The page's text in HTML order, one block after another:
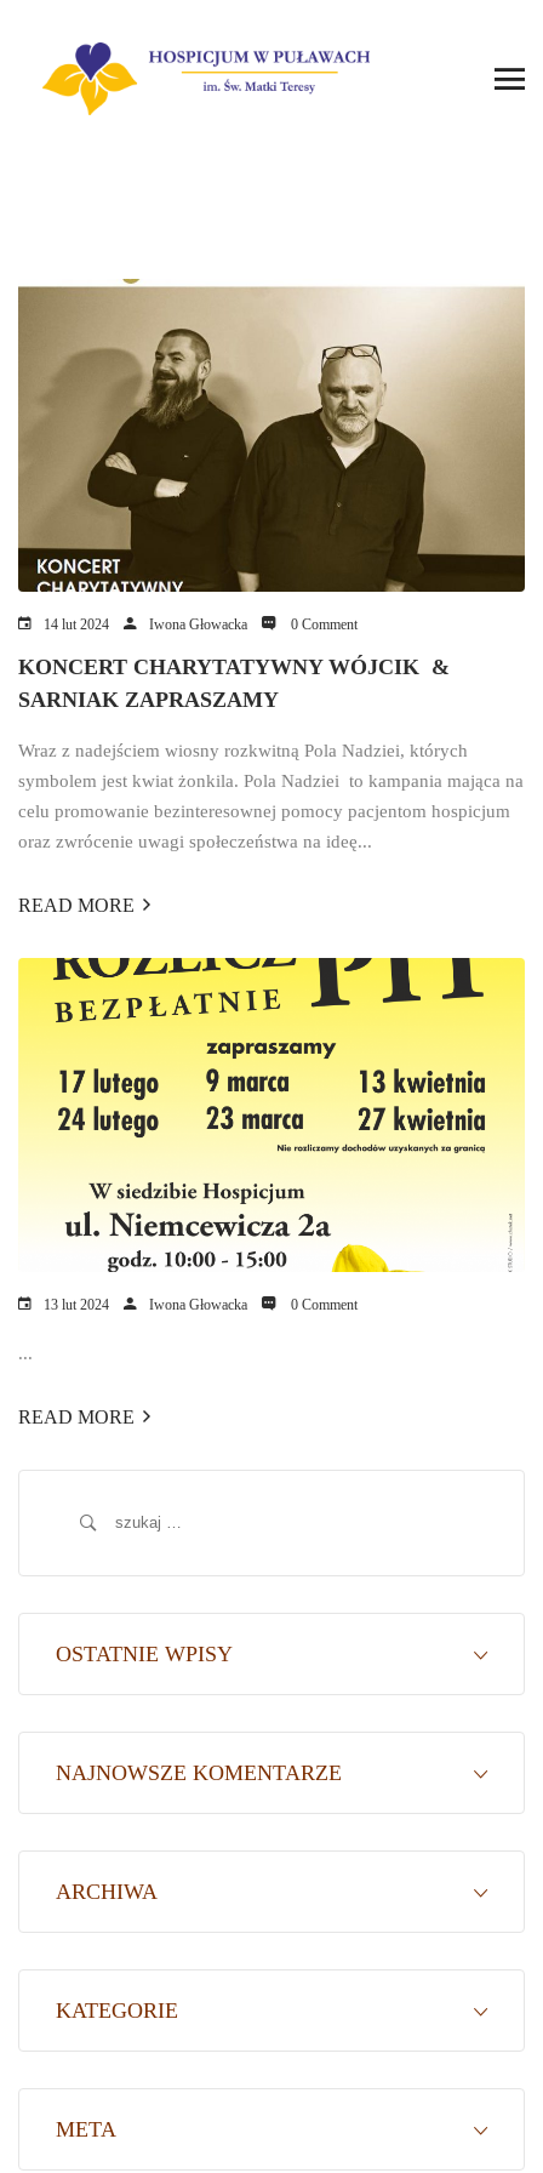
14 lut 2024 Iwona Głowacka 0 Comment
KONCERT CHARYTATYWNY WÓJCIK &
SARNIAK ZAPRASZAMY
Wraz z nadejściem wiosny rozkwitną Pola Nadziei, których
symbolem jest kwiat żonkila. Pola Nadziei to kampania mająca na
celu promowanie bezinteresownej pomocy pacjentom hospicjum
oraz zwrócenie uwagi społeczeństwa na ideę...
READ MORE
13 lut 2024 Iwona Głowacka 0 Comment
...
READ MORE
OSTATNIE WPISY
NAJNOWSZE KOMENTARZE
ARCHIWA
KATEGORIE
META